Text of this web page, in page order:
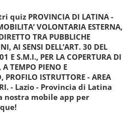
quiz PROVINCIA DI LATINA -
VOLONTARIA ESTERNA,
TRA PUBBLICHE
AI SENSI DELL’ART. 30 DEL
E S.M.I., PER LA COPERTURA DI
TEMPO PIENO E
PROFILO ISTRUTTORE - AREA
- Lazio - Provincia di Latina
nostra mobile app per